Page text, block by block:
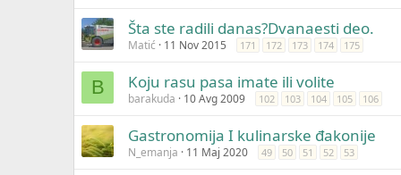
Šta ste radili danas?Dvanaesti deo.
Matić 11 Nov 2015 171 172 173 174 175
B Koju rasu pasa imate ili volite
barakuda 10 Avg 2009 102 103 104 105 106
Gastronomija I kulinarske đakonije
N_emanja 11 Maj 2020 49 50 51 52 53